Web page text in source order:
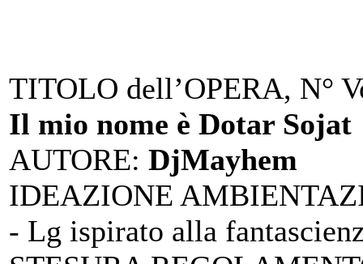
TITOLO dell’OPERA, N°
Il mio nome è Dotar Sojat
AUTORE: DjMayhem
IDEAZIONE
- Lg ispirato alla